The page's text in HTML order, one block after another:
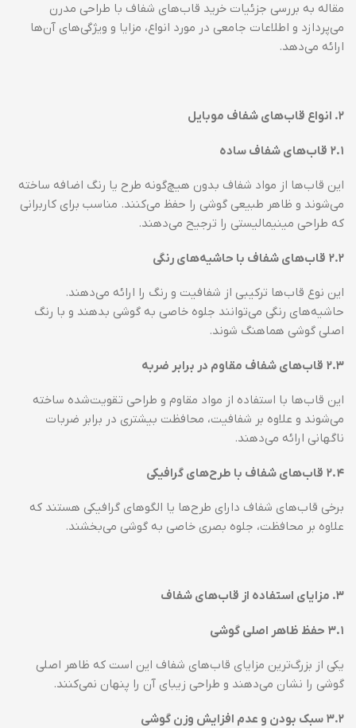
مقاله به بررسی جزئیات خرید قاب‌های شفاف با طراحی مدرن
می‌پردازد و اطلاعات جامعی در مورد انواع، مزایا و ویژگی‌های آن‌ها
ارائه می‌دهد.
۲. انواع قاب‌های شفاف موبایل
۲.۱ قاب‌های شفاف ساده
این قاب‌ها از مواد شفاف بدون هیچ‌گونه طرح یا رنگ اضافه ساخته
می‌شوند و ظاهر طبیعی گوشی را حفظ می‌کنند. مناسب برای کاربرانی
که طراحی مینیمالیستی را ترجیح می‌دهند.
۲.۲ قاب‌های شفاف با حاشیه‌های رنگی
این نوع قاب‌ها ترکیبی از شفافیت و رنگ را ارائه می‌دهند.
حاشیه‌های رنگی می‌توانند جلوه خاصی به گوشی بدهند و با رنگ
اصلی گوشی هماهنگ شوند.
۲.۳ قاب‌های شفاف مقاوم در برابر ضربه
این قاب‌ها با استفاده از مواد مقاوم و طراحی تقویت‌شده ساخته
می‌شوند و علاوه بر شفافیت، محافظت بیشتری در برابر ضربات
ناگهانی ارائه می‌دهند.
۲.۴ قاب‌های شفاف با طرح‌های گرافیکی
برخی قاب‌های شفاف دارای طرح‌ها یا الگوهای گرافیکی هستند که
علاوه بر محافظت، جلوه بصری خاصی به گوشی می‌بخشند.
۳. مزایای استفاده از قاب‌های شفاف
۳.۱ حفظ ظاهر اصلی گوشی
یکی از بزرگ‌ترین مزایای قاب‌های شفاف این است که ظاهر اصلی
گوشی را نشان می‌دهند و طراحی زیبای آن را پنهان نمی‌کنند.
۳.۲ سبک بودن و عدم افزایش وزن گوشی